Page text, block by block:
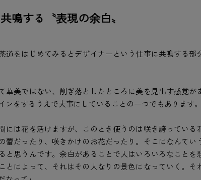
鳴する〝表現の余白〟
道をはじめてみるとデザイナーという仕事に共鳴する部
華美ではない、削ぎ落としたところに美を見出す感覚が
ンをするうえで大事にしていることの一つでもあります。
には花を活けますが、このとき使うのは咲き誇っている
蕾だったり、咲きかけのお花だったり。そこになんてい
と思うんです。余白があることで人はいろいろなことを
とによって、それはその人なりの景色になっていく。そ